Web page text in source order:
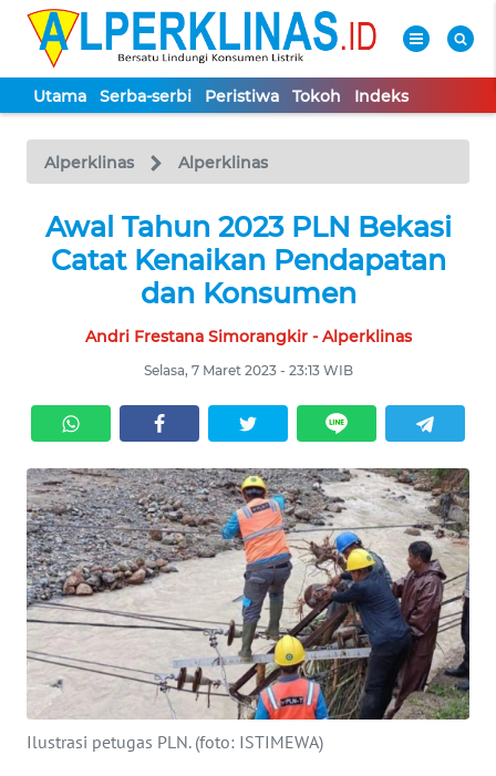
Utama Serba-serbi Peristiwa Tokoh Indeks
Alperklinas Alperklinas
Awal Tahun 2023 PLN Bekasi
Catat Kenaikan Pendapatan
dan Konsumen
Andri Frestana Simorangkir - Alperklinas
Selasa, 7 Maret 2023 - 23:13 WIB
Ilustrasi petugas PLN. (foto: ISTIMEWA)
TV
Tutup
UTAMA
TOKOH
Informasi
INDEKS
BERITA
KONTAK
KAMI
INFO